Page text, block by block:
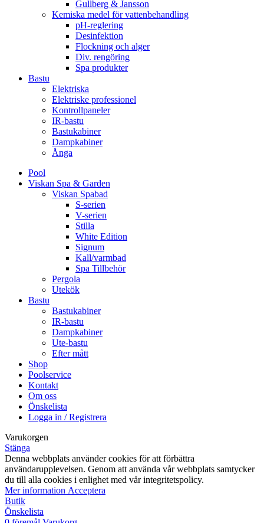
Gullberg & Jansson
Kemiska medel för vattenbehandling
pH-reglering
Desinfektion
Flockning och alger
Div. rengöring
Spa produkter
Bastu
Elektriska
Elektriske professionel
Kontrollpaneler
IR-bastu
Bastukabiner
Dampkabiner
Ånga
Pool
Viskan Spa & Garden
Viskan Spabad
S-serien
V-serien
Stilla
White Edition
Signum
Kall/varmbad
Spa Tillbehör
Pergola
Utekök
Bastu
Bastukabiner
IR-bastu
Dampkabiner
Ute-bastu
Efter mått
Shop
Poolservice
Kontakt
Om oss
Önskelista
Logga in / Registrera
Varukorgen
Stänga
Denna webbplats använder cookies för att förbättra
användarupplevelsen. Genom att använda vår webbplats samtycker
du till alla cookies i enlighet med vår integritetspolicy.
Mer information Mer
Acceptera
Butik
Önskelista